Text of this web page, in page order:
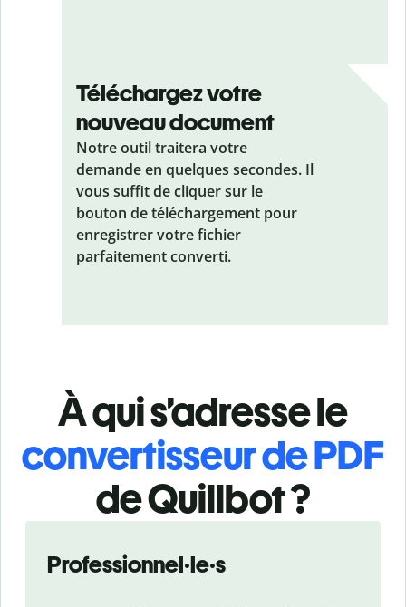
Téléchargez votre
nouveau document
Notre outil traitera votre
demande en quelques secondes. Il
vous suffit de cliquer sur le
bouton de téléchargement pour
enregistrer votre fichier
parfaitement converti.
À qui s’adresse le
convertisseur de PDF
de Quillbot ?
Professionnel·le·s